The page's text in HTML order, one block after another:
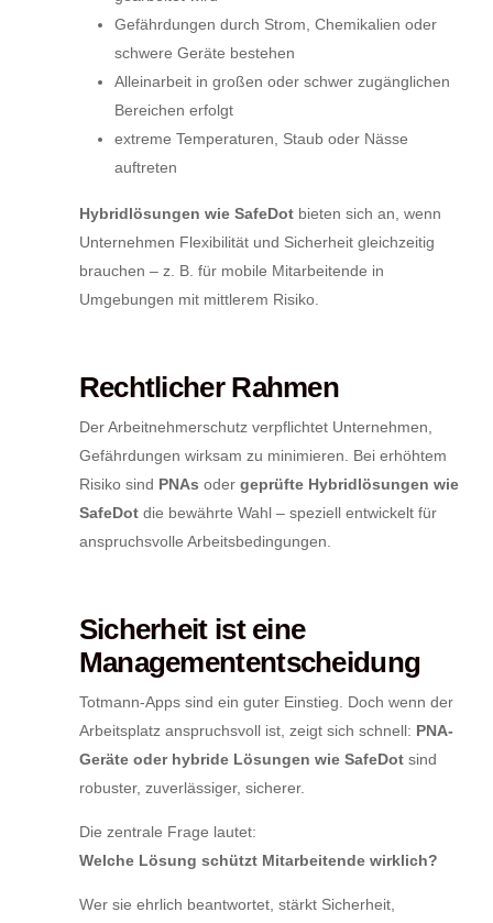
Gefährdungen durch Strom, Chemikalien oder
schwere Geräte bestehen
Alleinarbeit in großen oder schwer zugänglichen
Bereichen erfolgt
extreme Temperaturen, Staub oder Nässe
auftreten
Hybridlösungen wie SafeDotbieten sich an, wenn
Unternehmen Flexibilität und Sicherheit gleichzeitig
brauchen – z. B. für mobile Mitarbeitende in
Umgebungen mit mittlerem Risiko.
Rechtlicher Rahmen
Der Arbeitnehmerschutz verpflichtet Unternehmen,
Gefährdungen wirksam zu minimieren. Bei erhöhtem
Risiko sind PNAs oder geprüfte Hybridlösungen wie
SafeDotdie bewährte Wahl – speziell entwickelt für
anspruchsvolle Arbeitsbedingungen.
Sicherheit ist eine
Managemententscheidung
Totmann-Apps sind ein guter Einstieg. Doch wenn der
Arbeitsplatz anspruchsvoll ist, zeigt sich schnell: PNA-
Geräte oder hybride Lösungen wie SafeDotsind
robuster, zuverlässiger, sicherer.
Die zentrale Frage lautet:
Welche Lösung schützt Mitarbeitende wirklich?
Wer sie ehrlich beantwortet, stärkt Sicherheit,